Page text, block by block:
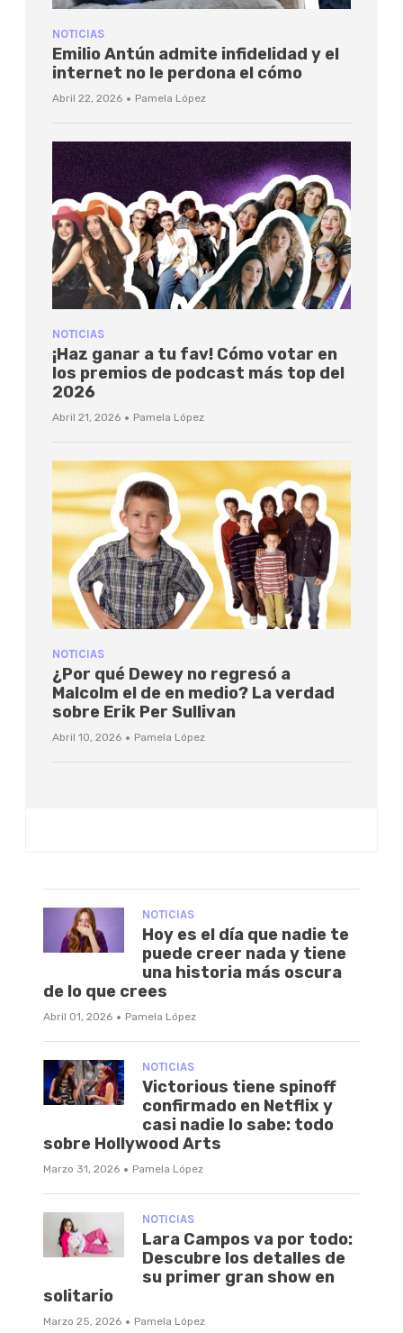
NOTICIAS
Emilio Antún admite infidelidad y el
internet no le perdona el cómo
Abril 22, 2026 · Pamela López
NOTICIAS
¡Haz ganar a tu fav! Cómo votar en
los premios de podcast más top del
2026
Abril 21, 2026 · Pamela López
NOTICIAS
¿Por qué Dewey no regresó a
Malcolm el de en medio? La verdad
sobre Erik Per Sullivan
Abril 10, 2026 · Pamela López
NOTICIAS
Hoy es el día que nadie te
puede creer nada y tiene
una historia más oscura
de lo que crees
Abril 01, 2026 · Pamela López
NOTICIAS
Victorious tiene spinoff
confirmado en Netflix y
casi nadie lo sabe: todo
sobre Hollywood Arts
Marzo 31, 2026 · Pamela López
NOTICIAS
Lara Campos va por todo:
Descubre los detalles de
su primer gran show en
solitario
Marzo 25, 2026 · Pamela López